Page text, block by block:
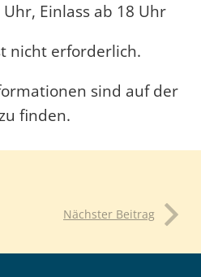
Einlass ab 18 Uhr
nicht erforderlich.
sind auf der
finden.
Nächster Beitrag